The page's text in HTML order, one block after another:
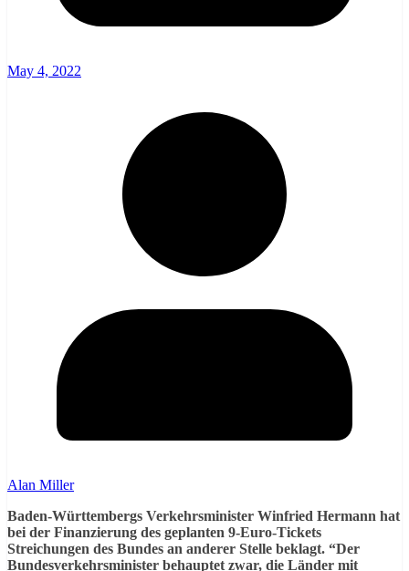
May 4, 2022
Alan Miller
Baden-Württembergs Verkehrsminister Winfried Hermann hat
bei der Finanzierung des geplanten 9-Euro-Tickets
Streichungen des Bundes an anderer Stelle beklagt. “Der
Bundesverkehrsminister behauptet zwar, die Länder mit